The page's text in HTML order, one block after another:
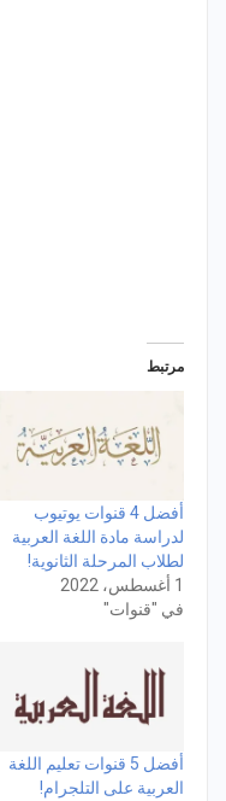
مرتبط
أفضل 4 قنوات يوتيوب
لدراسة مادة اللغة العربية
لطلاب المرحلة الثانوية!
1 أغسطس، 2022
في "قنوات"
أفضل 5 قنوات تعليم اللغة
العربية على التلجرام!